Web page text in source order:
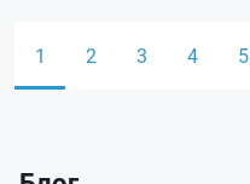
1 2 3 4 5